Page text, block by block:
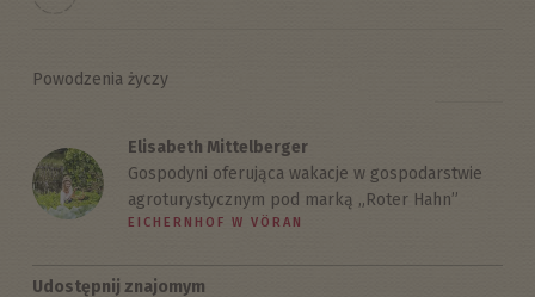
Powodzenia życzy
Elisabeth Mittelberger
Gospodyni oferująca wakacje w gospodarstwie
agroturystycznym pod marką „Roter Hahn”
EICHERNHOF W VÖRAN
Udostępnij znajomym